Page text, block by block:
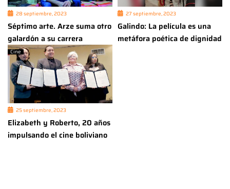
28 septiembre, 2023
Séptimo arte. Arze suma otro
galardón a su carrera
27 septiembre, 2023
Galindo: La película es una
metáfora poética de dignidad
Cine
25 septiembre, 2023
Elizabeth y Roberto, 20 años
impulsando el cine boliviano